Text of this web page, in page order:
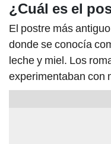
¿Cuál es el
El postre más
donde se conocía
leche y miel. Los
experimentaban con